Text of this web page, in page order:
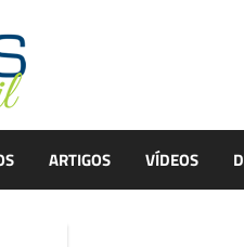
ARTIGOS VÍDEOS